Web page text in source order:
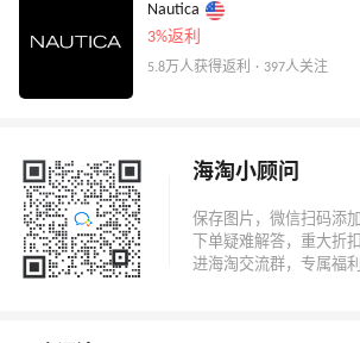
Nautica
3%返利
5.8万人获得返利 · 397人关注
海淘小顾问